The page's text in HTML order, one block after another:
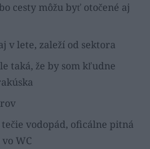
cesty môžu byť otočené aj
v lete, zaleží od sektora
taká, že by som kľudne
vodopád, oficálne pitná
WC